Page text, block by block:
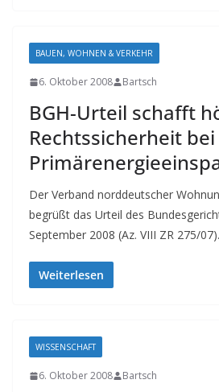
BAUEN, WOHNEN & VERKEHR
6. Oktober 2008 Bartsch
BGH-Urteil schafft
Rechtssicherheit bei
Der Verband norddeutscher
begrüßt das Urteil des
September 2008 (Az. VIII ZR 275/
Weiterlesen
WISSENSCHAFT
6. Oktober 2008 Bartsch